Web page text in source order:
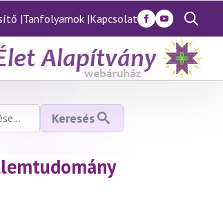
|Tanfolyamok |Kapcsolat
Search
for:
Keresés